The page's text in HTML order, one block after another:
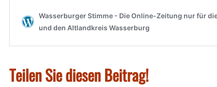
Teilen Sie diesen Beitrag!